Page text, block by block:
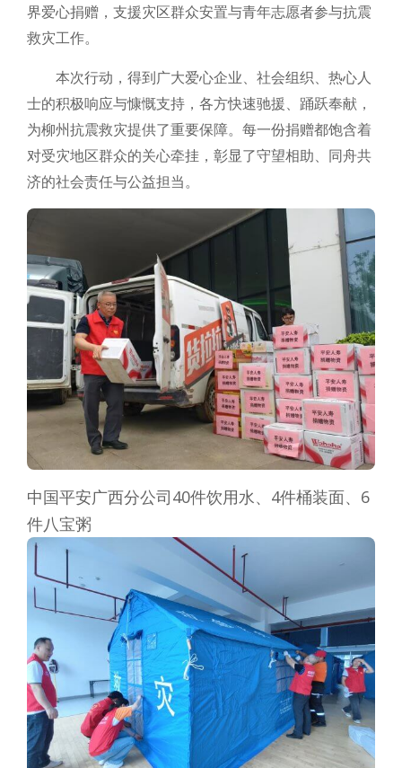
界爱心捐赠，支援灾区群众安置与青年志愿者参与抗震
救灾工作。
本次行动，得到广大爱心企业、社会组织、热心人
士的积极响应与慷慨支持，各方快速驰援、踊跃奉献，
为柳州抗震救灾提供了重要保障。每一份捐赠都饱含着
对受灾地区群众的关心牵挂，彰显了守望相助、同舟共
济的社会责任与公益担当。
中国平安广西分公司40件饮用水、4件桶装面、6
件八宝粥